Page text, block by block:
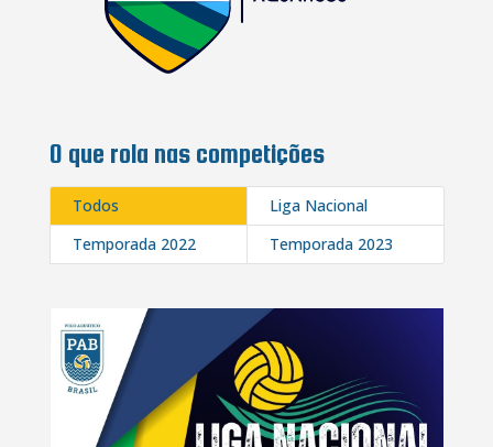
O que rola nas competições
Todos
Liga Nacional
Temporada 2022
Temporada 2023